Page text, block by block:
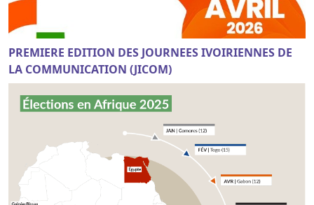
PREMIERE EDITION DES JOURNEES IVOIRIENNES DE
LA COMMUNICATION (JICOM)